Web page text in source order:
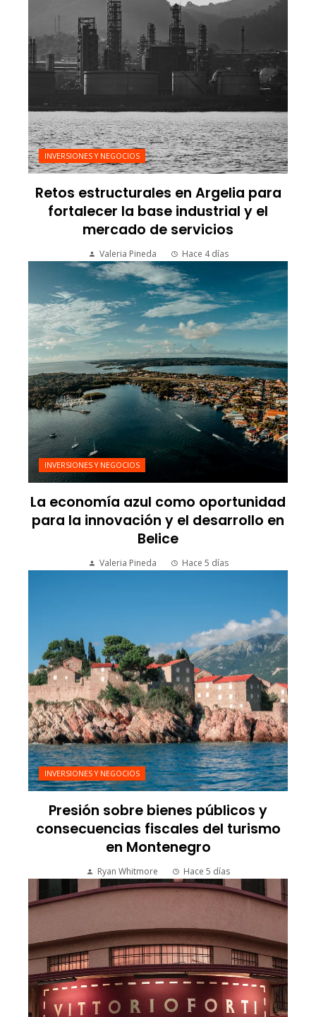
INVERSIONES Y NEGOCIOS
Retos estructurales en Argelia para
fortalecer la base industrial y el
mercado de servicios
Valeria Pineda Hace 4 días
INVERSIONES Y NEGOCIOS
La economía azul como oportunidad
para la innovación y el desarrollo en
Belice
Valeria Pineda Hace 5 días
INVERSIONES Y NEGOCIOS
Presión sobre bienes públicos y
consecuencias fiscales del turismo
en Montenegro
Ryan Whitmore Hace 5 días